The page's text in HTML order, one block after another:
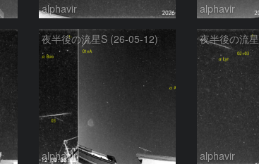
alphavir alphavir
夜半後の流星S (26-05-12)
alphavir
夜半後の流
alphavir